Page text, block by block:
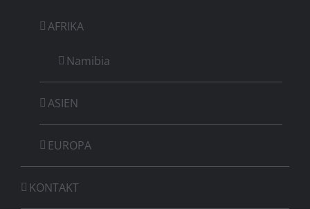
AFRIKA
Namibia
ASIEN
EUROPA
KONTAKT